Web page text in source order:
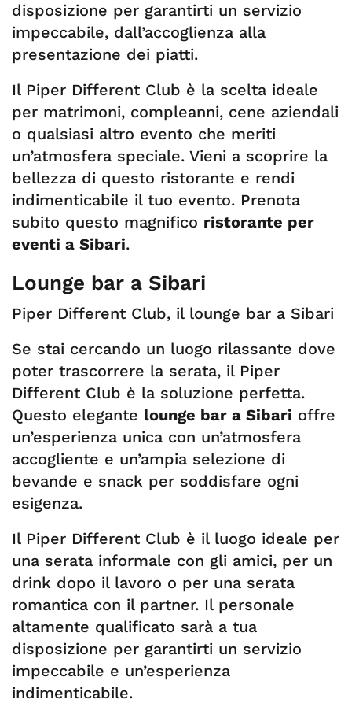
disposizione per garantirti un servizio
impeccabile, dall’accoglienza alla
presentazione dei piatti.
Il Piper Different Club è la scelta ideale
per matrimoni, compleanni, cene aziendali
o qualsiasi altro evento che meriti
un’atmosfera speciale. Vieni a scoprire la
bellezza di questo ristorante e rendi
indimenticabile il tuo evento. Prenota
subito questo magnifico ristorante per
eventi a Sibari.
Lounge bar a Sibari
Piper Different Club, il lounge bar a Sibari
Se stai cercando un luogo rilassante dove
poter trascorrere la serata, il Piper
Different Club è la soluzione perfetta.
Questo elegante lounge bar a Sibari offre
un’esperienza unica con un’atmosfera
accogliente e un’ampia selezione di
bevande e snack per soddisfare ogni
esigenza.
Il Piper Different Club è il luogo ideale per
una serata informale con gli amici, per un
drink dopo il lavoro o per una serata
romantica con il partner. Il personale
altamente qualificato sarà a tua
disposizione per garantirti un servizio
impeccabile e un’esperienza
indimenticabile.